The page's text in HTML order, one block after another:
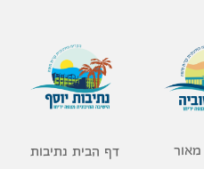
דף הבית נתיבות